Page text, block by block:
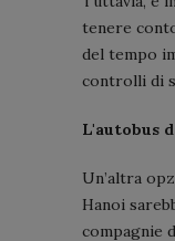
tenere
del tempo
controlli di
L'autobus
Un’altra
Hanoi
compagnie